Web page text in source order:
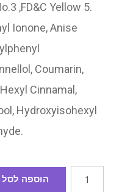
,FD&C Yellow 5.
Ionone, Anise
Coumarin,
Cinnamal,
Hydroxyisohexyl
הוספה לסל